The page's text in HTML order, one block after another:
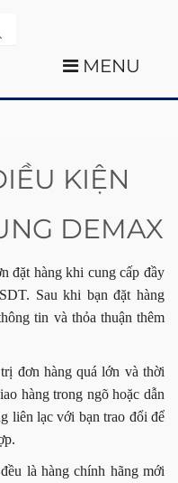
MENU
KIỆN
DEMAX
đặt hàng khi cung cấp đầy
Sau khi bạn đặt hàng
tin và thỏa thuận thêm
đơn hàng quá lớn và thời
hàng trong ngõ hoặc dẫn
liên lạc với bạn trao đổi để
là hàng chính hãng mới